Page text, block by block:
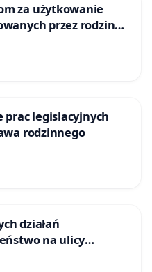
za użytkowanie
przez rodzinne
legislacyjnych
rodzinnego
działań
na ulicy